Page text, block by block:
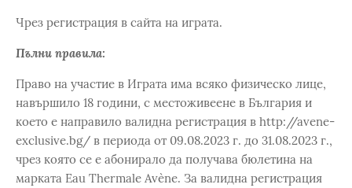
Чрез регистрация в сайта на играта.
Пълни правила:
Право на участие в Играта има всяко физическо лице,
навършило 18 години, с местоживеене в България и
което е направило валидна регистрация в http://avene-
exclusive.bg/ в периода от 09.08.2023 г. до 31.08.2023 г.,
чрез която се е абонирало да получава бюлетина на
марката Eau Thermale Avène. За валидна регистрация